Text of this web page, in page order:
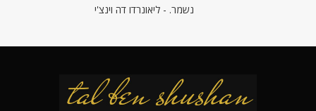
נשמר. - ליאונרדו דה וינצ'י